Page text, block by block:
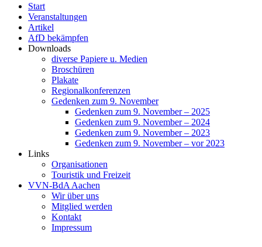
Start
Veranstaltungen
Artikel
AfD bekämpfen
Downloads
diverse Papiere u. Medien
Broschüren
Plakate
Regionalkonferenzen
Gedenken zum 9. November
Gedenken zum 9. November – 2025
Gedenken zum 9. November – 2024
Gedenken zum 9. November – 2023
Gedenken zum 9. November – vor 2023
Links
Organisationen
Touristik und Freizeit
VVN-BdA Aachen
Wir über uns
Mitglied werden
Kontakt
Impressum